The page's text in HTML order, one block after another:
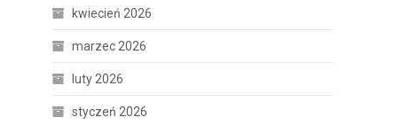
kwiecień 2026
marzec 2026
luty 2026
styczeń 2026